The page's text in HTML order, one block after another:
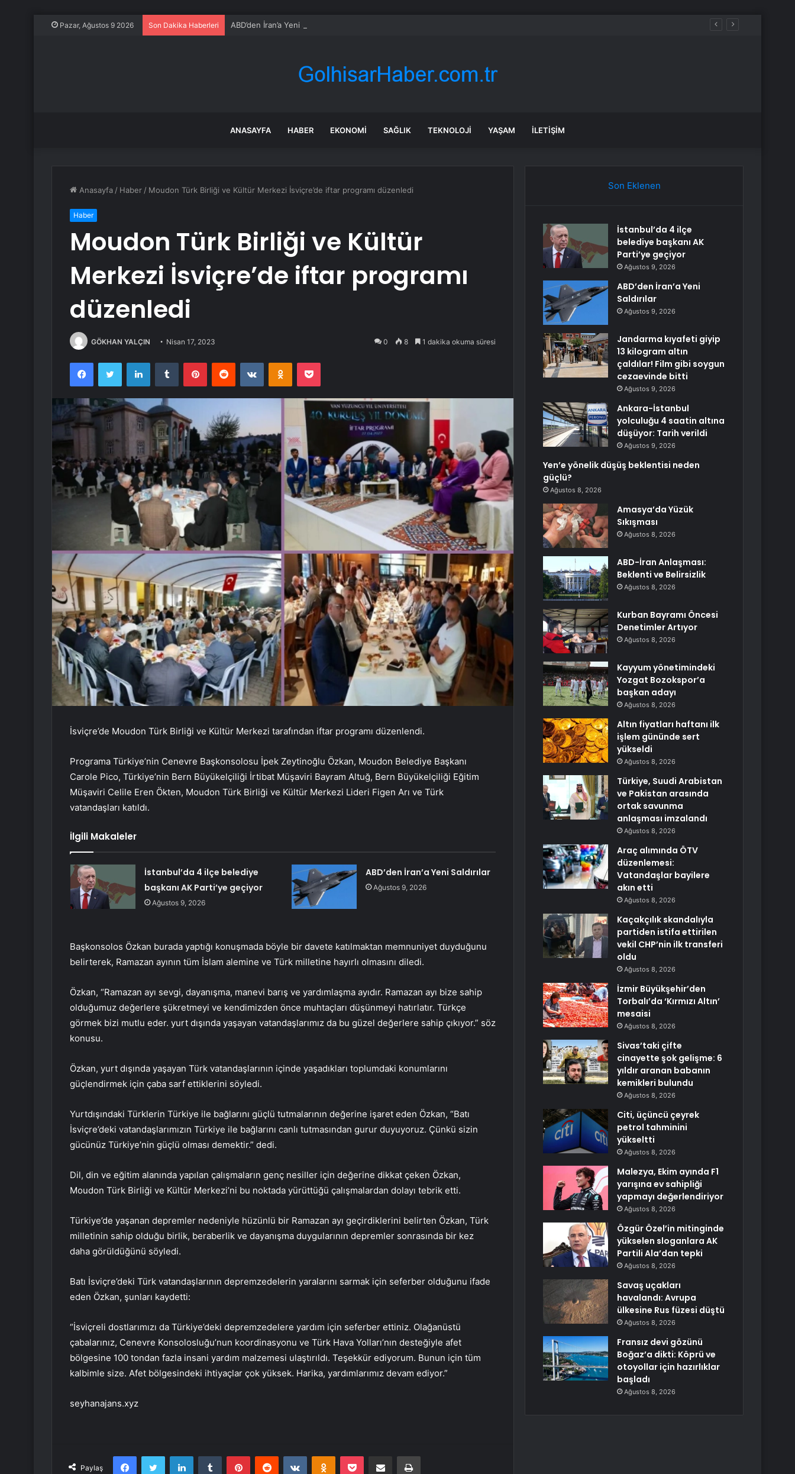
Pazar, Ağustos 9 2026 Son Dakika Haberleri ABD’den İran’a Yeni Saldırılar
ANASAYFA HABER EKONOMI SAĞLIK TEKNOLOJI YAŞAM İLETIŞIM
Anasayfa / Haber / Moudon Türk Birliği ve Kültür Merkezi İsviçre’de iftar programı düzenledi
Haber
Moudon Türk Birliği ve Kültür
Merkezi İsviçre’de iftar programı
düzenledi
GÖKHAN YALÇIN Nisan 17, 2023 0 8 1 dakika okuma süresi
FacebookTwitter LinkedInTumblr PinterestReddit VKontakteOdnoklassniki
Pocket
İsviçre’de Moudon Türk Birliği ve Kültür Merkezi tarafından iftar programı düzenlendi.
Programa Türkiye’nin Cenevre Başkonsolosu İpek Zeytinoğlu Özkan, Moudon Belediye Başkanı
Carole Pico, Türkiye’nin Bern Büyükelçiliği İrtibat Müşaviri Bayram Altuğ, Bern Büyükelçiliği Eğitim
Müşaviri Celile Eren Ökten, Moudon Türk Birliği ve Kültür Merkezi Lideri Figen Arı ve Türk
vatandaşları katıldı.
İlgili Makaleler
İstanbul’da 4 ilçe belediye
başkanı AK Parti’ye geçiyor
Ağustos 9, 2026
ABD’den İran’a Yeni Saldırılar
Ağustos 9, 2026
Başkonsolos Özkan burada yaptığı konuşmada böyle bir davete katılmaktan memnuniyet duyduğunu
belirterek, Ramazan ayının tüm İslam alemine ve Türk milletine hayırlı olmasını diledi.
Özkan, “Ramazan ayı sevgi, dayanışma, manevi barış ve yardımlaşma ayıdır. Ramazan ayı bize sahip
olduğumuz değerlere şükretmeyi ve kendimizden önce muhtaçları düşünmeyi hatırlatır. Türkçe
görmek bizi mutlu eder. yurt dışında yaşayan vatandaşlarımız da bu güzel değerlere sahip çıkıyor.” söz
konusu.
Özkan, yurt dışında yaşayan Türk vatandaşlarının içinde yaşadıkları toplumdaki konumlarını
güçlendirmek için çaba sarf ettiklerini söyledi.
Yurtdışındaki Türklerin Türkiye ile bağlarını güçlü tutmalarının değerine işaret eden Özkan, “Batı
İsviçre’deki vatandaşlarımızın Türkiye ile bağlarını canlı tutmasından gurur duyuyoruz. Çünkü sizin
gücünüz Türkiye’nin güçlü olması demektir.” dedi.
Dil, din ve eğitim alanında yapılan çalışmaların genç nesiller için değerine dikkat çeken Özkan,
Moudon Türk Birliği ve Kültür Merkezi’ni bu noktada yürüttüğü çalışmalardan dolayı tebrik etti.
Türkiye’de yaşanan depremler nedeniyle hüzünlü bir Ramazan ayı geçirdiklerini belirten Özkan, Türk
milletinin sahip olduğu birlik, beraberlik ve dayanışma duygularının depremler sonrasında bir kez
daha görüldüğünü söyledi.
Batı İsviçre’deki Türk vatandaşlarının depremzedelerin yaralarını sarmak için seferber olduğunu ifade
eden Özkan, şunları kaydetti:
“İsviçreli dostlarımızı da Türkiye’deki depremzedelere yardım için seferber ettiniz. Olağanüstü
çabalarınız, Cenevre Konsolosluğu’nun koordinasyonu ve Türk Hava Yolları’nın desteğiyle afet
bölgesine 100 tondan fazla insani yardım malzemesi ulaştırıldı. Teşekkür ediyorum. Bunun için tüm
kalbimle size. Afet bölgesindeki ihtiyaçlar çok yüksek. Harika, yardımlarımız devam ediyor.”
seyhanajans.xyz
Paylaş
FacebookTwitter LinkedInTumblr PinterestReddit VKontakteOdnoklassniki
Pocket E-Posta ile paylaş Yazdır
Son Eklenen
İstanbul’da 4 ilçe
belediye başkanı AK
Parti’ye geçiyor
Ağustos 9, 2026
ABD’den İran’a Yeni
Saldırılar
Ağustos 9, 2026
Jandarma kıyafeti giyip
13 kilogram altın
çaldılar! Film gibi soygun
cezaevinde bitti
Ağustos 9, 2026
Ankara-İstanbul
yolculuğu 4 saatin altına
düşüyor: Tarih verildi
Ağustos 9, 2026
Yen’e yönelik düşüş beklentisi neden
güçlü?
Ağustos 8, 2026
Amasya’da Yüzük
Sıkışması
Ağustos 8, 2026
ABD-İran Anlaşması:
Beklenti ve Belirsizlik
Ağustos 8, 2026
Kurban Bayramı Öncesi
Denetimler Artıyor
Ağustos 8, 2026
Kayyum yönetimindeki
Yozgat Bozokspor’a
başkan adayı
Ağustos 8, 2026
Altın fiyatları haftanı ilk
işlem gününde sert
yükseldi
Ağustos 8, 2026
Türkiye, Suudi Arabistan
ve Pakistan arasında
ortak savunma
anlaşması imzalandı
Ağustos 8, 2026
Araç alımında ÖTV
düzenlemesi:
Vatandaşlar bayilere
akın etti
Ağustos 8, 2026
Kaçakçılık skandalıyla
partiden istifa ettirilen
vekil CHP’nin ilk transferi
oldu
Ağustos 8, 2026
İzmir Büyükşehir’den
Torbalı’da ‘Kırmızı Altın’
mesaisi
Ağustos 8, 2026
Sivas’taki çifte
cinayette şok gelişme: 6
yıldır aranan babanın
kemikleri bulundu
Ağustos 8, 2026
Citi, üçüncü çeyrek
petrol tahminini
yükseltti
Ağustos 8, 2026
Malezya, Ekim ayında F1
yarışına ev sahipliği
yapmayı değerlendiriyor
Ağustos 8, 2026
Özgür Özel’in mitinginde
yükselen sloganlara AK
Partili Ala’dan tepki
Ağustos 8, 2026
Savaş uçakları
havalandı: Avrupa
ülkesine Rus füzesi düştü
Ağustos 8, 2026
Fransız devi gözünü
Boğaz’a dikti: Köprü ve
otoyollar için hazırlıklar
başladı
Ağustos 8, 2026